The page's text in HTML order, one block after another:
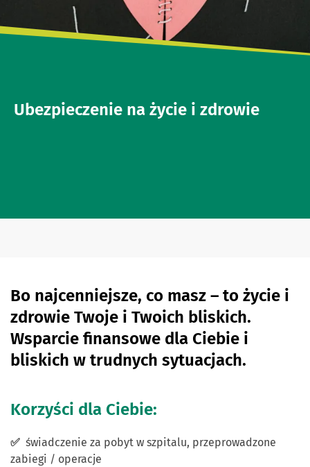
Ubezpieczenie na życie i zdrowie
Bo najcenniejsze, co masz – to życie i
zdrowie Twoje i Twoich bliskich.
Wsparcie finansowe dla Ciebie i
bliskich w trudnych sytuacjach.
Korzyści dla Ciebie:
✅ świadczenie za pobyt w szpitalu, przeprowadzone
zabiegi / operacje